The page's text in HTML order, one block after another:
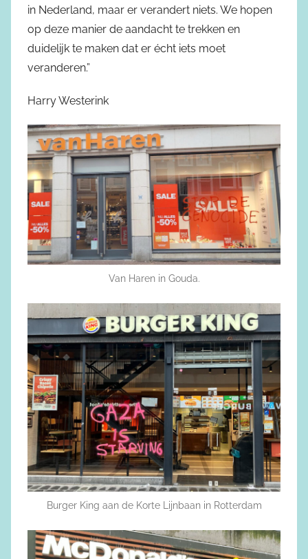
in Nederland, maar er verandert niets. We hopen
op deze manier de aandacht te trekken en
duidelijk te maken dat er écht iets moet
veranderen.”
Harry Westerink
Van Haren in Gouda.
Burger King aan de Korte Lijnbaan in Rotterdam